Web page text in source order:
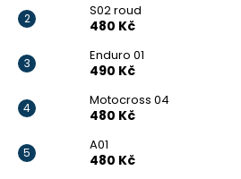
S02 roud
480 Kč
Enduro 01
490 Kč
Motocross 04
480 Kč
A01
480 Kč